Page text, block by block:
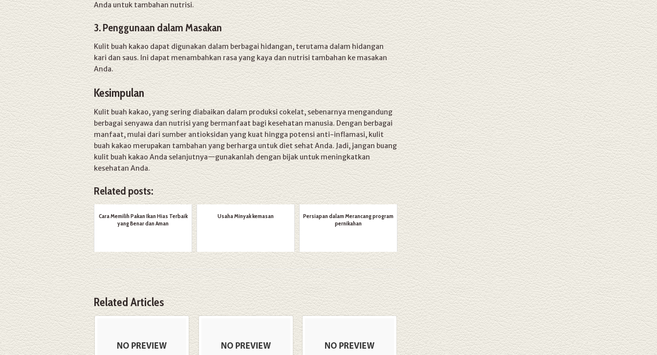
Anda untuk tambahan nutrisi.
3. Penggunaan dalam Masakan
Kulit buah kakao dapat digunakan dalam berbagai hidangan, terutama dalam hidangan
kari dan saus. Ini dapat menambahkan rasa yang kaya dan nutrisi tambahan ke masakan
Anda.
Kesimpulan
Kulit buah kakao, yang sering diabaikan dalam produksi cokelat, sebenarnya mengandung
berbagai senyawa dan nutrisi yang bermanfaat bagi kesehatan manusia. Dengan berbagai
manfaat, mulai dari sumber antioksidan yang kuat hingga potensi anti-inflamasi, kulit
buah kakao merupakan tambahan yang berharga untuk diet sehat Anda. Jadi, jangan buang
kulit buah kakao Anda selanjutnya—gunakanlah dengan bijak untuk meningkatkan
kesehatan Anda.
Related posts:
Cara Memilih Pakan Ikan Hias Terbaik
yang Benar dan Aman
Usaha Minyak kemasan
Persiapan dalam Merancang program
pernikahan
Related Articles